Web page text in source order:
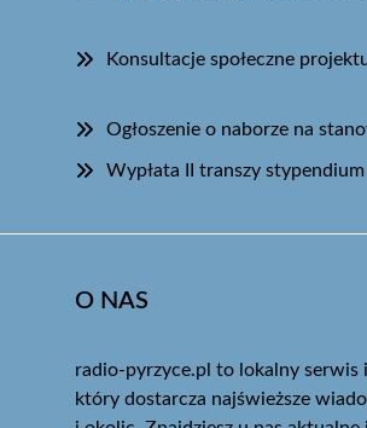
Konsultacje społeczne
Ogłoszenie o naborze na
Wypłata II transzy
O NAS
radio-pyrzyce.pl to lokalny serwis
który dostarcza najświeższe